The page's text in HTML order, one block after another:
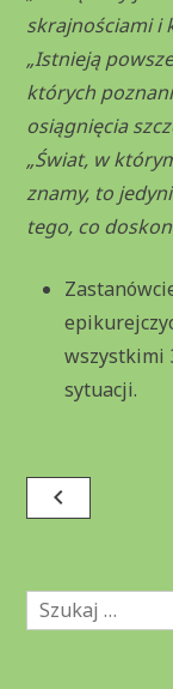
skrajnościami i
„Istnieją
których
osiągnięcia
„Świat, w
znamy, to
tego, co
wszystkimi
sytuacji.
Nawigacja
wpisu
navigate_before
Szukaj: